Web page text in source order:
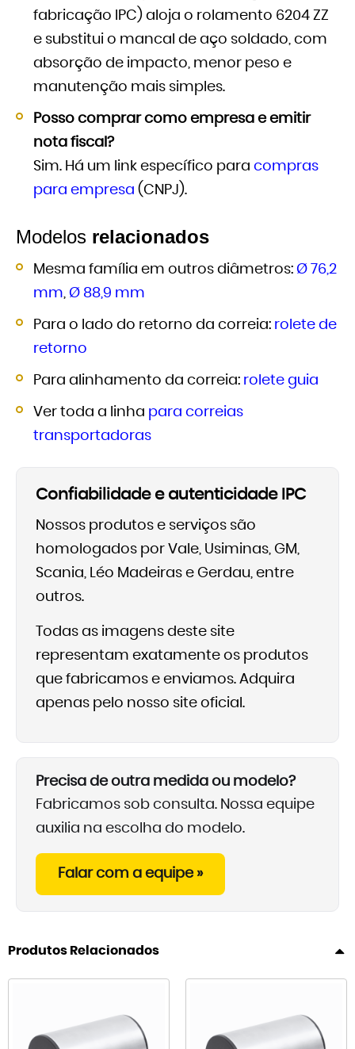
fabricação IPC) aloja o rolamento 6204 ZZ
e substitui o mancal de aço soldado, com
absorção de impacto, menor peso e
manutenção mais simples.
Posso comprar como empresa e emitir
nota fiscal?
Sim. Há um link específico para compras
para empresa (CNPJ).
Modelos relacionados
Mesma família em outros diâmetros: Ø 76,2
mm, Ø 88,9 mm
Para o lado do retorno da correia: rolete de
retorno
Para alinhamento da correia: rolete guia
Ver toda a linha para correias
transportadoras
Confiabilidade e autenticidade IPC
Nossos produtos e serviços são
homologados por Vale, Usiminas, GM,
Scania, Léo Madeiras e Gerdau, entre
outros.
Todas as imagens deste site
representam exatamente os produtos
que fabricamos e enviamos. Adquira
apenas pelo nosso site oficial.
Precisa de outra medida ou modelo?
Fabricamos sob consulta. Nossa equipe
auxilia na escolha do modelo.
Falar com a equipe »
Produtos Relacionados